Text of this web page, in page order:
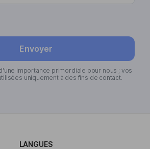
Envoyer
importance primordiale pour nous ; vos
uniquement à des fins de contact.
LANGUES